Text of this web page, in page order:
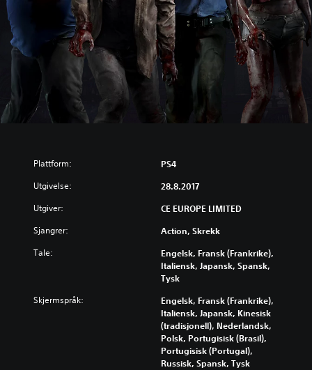
Plattform: PS4
Utgivelse: 28.8.2017
Utgiver: CE EUROPE LIMITED
Sjangrer: Action, Skrekk
Tale:
Engelsk, Fransk (Frankrike),
Italiensk, Japansk, Spansk,
Tysk
Skjermspråk:
Engelsk, Fransk (Frankrike),
Italiensk, Japansk, Kinesisk
(tradisjonell), Nederlandsk,
Polsk, Portugisisk (Brasil),
Portugisisk (Portugal),
Russisk, Spansk, Tysk